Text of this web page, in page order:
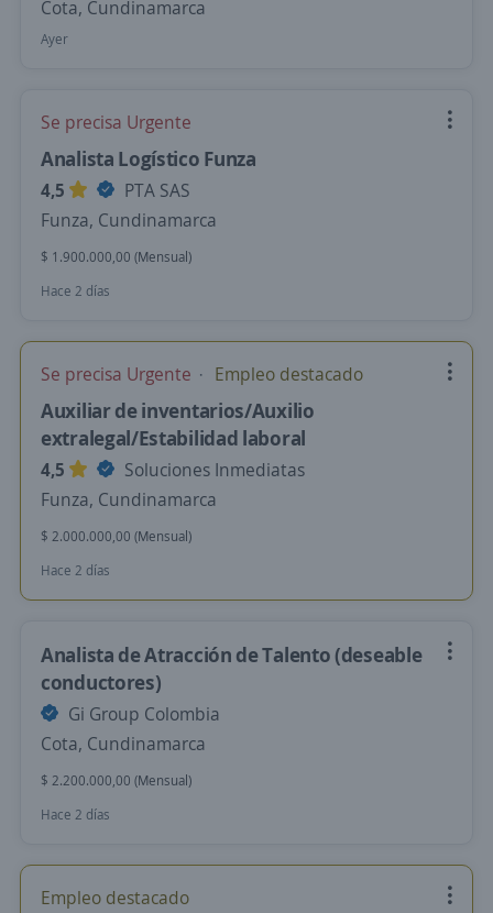
Cota, Cundinamarca
Ayer
Se precisa Urgente
Analista Logístico Funza
4,5
PTA SAS
Funza, Cundinamarca
$ 1.900.000,00 (Mensual)
Hace 2 días
Se precisa Urgente Empleo destacado
Auxiliar de inventarios/Auxilio
extralegal/Estabilidad laboral
4,5
Soluciones Inmediatas
Funza, Cundinamarca
$ 2.000.000,00 (Mensual)
Hace 2 días
Analista de Atracción de Talento (deseable
conductores)
Gi Group Colombia
Cota, Cundinamarca
$ 2.200.000,00 (Mensual)
Hace 2 días
Empleo destacado